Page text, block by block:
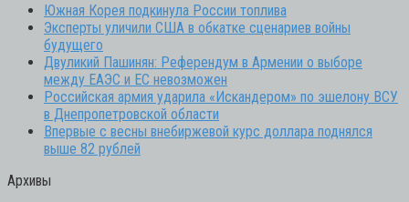
Южная Корея подкинула России топлива
Эксперты уличили США в обкатке сценариев войны
будущего
Двуликий Пашинян: Референдум в Армении о выборе
между ЕАЭС и ЕС невозможен
Российская армия ударила «Искандером» по эшелону ВСУ
в Днепропетровской области
Впервые с весны внебиржевой курс доллара поднялся
выше 82 рублей
Архивы